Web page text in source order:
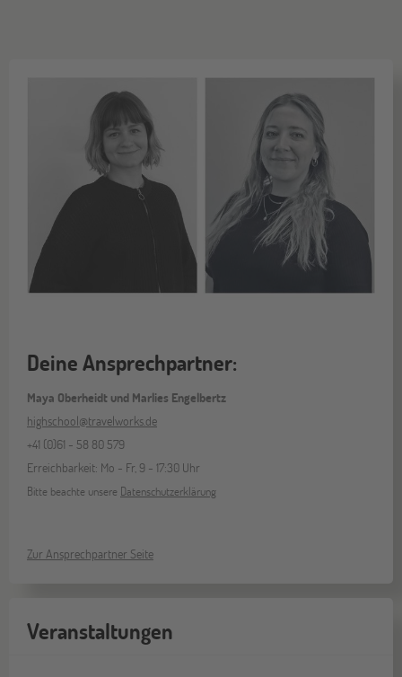
Deine Ansprechpartner:
Maya Oberheidt und Marlies Engelbertz
highschool@travelworks.de
+41 (0)61 - 58 80 579
Erreichbarkeit: Mo - Fr, 9 - 17:30 Uhr
Bitte beachte unsere Datenschutzerklärung
Zur Ansprechpartner Seite
Veranstaltungen